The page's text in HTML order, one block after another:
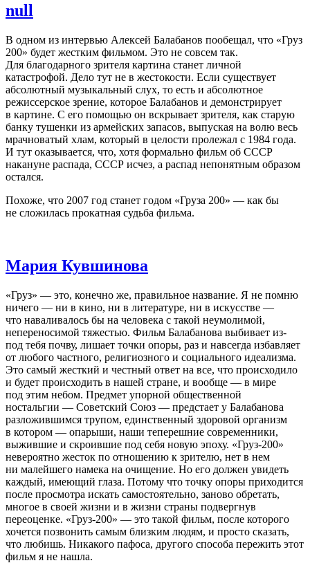
null
В одном из интервью Алексей Балабанов пообещал, что «Груз
200» будет жестким фильмом. Это не совсем так.
Для благодарного зрителя картина станет личной
катастрофой. Дело тут не в жестокости. Если существует
абсолютный музыкальный слух, то есть и абсолютное
режиссерское зрение, которое Балабанов и демонстрирует
в картине. С его помощью он вскрывает зрителя, как старую
банку тушенки из армейских запасов, выпуская на волю весь
мрачноватый хлам, который в целости пролежал с 1984 года.
И тут оказывается, что, хотя формально фильм об СССР
накануне распада, СССР исчез, а распад непонятным образом
остался.
Похоже, что 2007 год станет годом «Груза 200» — как бы
не сложилась прокатная судьба фильма.
Мария Кувшинова
«Груз» — это, конечно же, правильное название. Я не помню
ничего — ни в кино, ни в литературе, ни в искусстве —
что наваливалось бы на человека с такой неумолимой,
непереносимой тяжестью. Фильм Балабанова выбивает из-
под тебя почву, лишает точки опоры, раз и навсегда избавляет
от любого частного, религиозного и социального идеализма.
Это самый жесткий и честный ответ на все, что происходило
и будет происходить в нашей стране, и вообще — в мире
под этим небом. Предмет упорной общественной
ностальгии — Советский Союз — предстает у Балабанова
разложившимся трупом, единственный здоровой организм
в котором — опарыши, наши теперешние современники,
выжившие и скроившие под себя новую эпоху. «Груз-200»
невероятно жесток по отношению к зрителю, нет в нем
ни малейшего намека на очищение. Но его должен увидеть
каждый, имеющий глаза. Потому что точку опоры приходится
после просмотра искать самостоятельно, заново обретать,
многое в своей жизни и в жизни страны подвергнув
переоценке. «Груз-200» — это такой фильм, после которого
хочется позвонить самым близким людям, и просто сказать,
что любишь. Никакого пафоса, другого способа пережить этот
фильм я не нашла.